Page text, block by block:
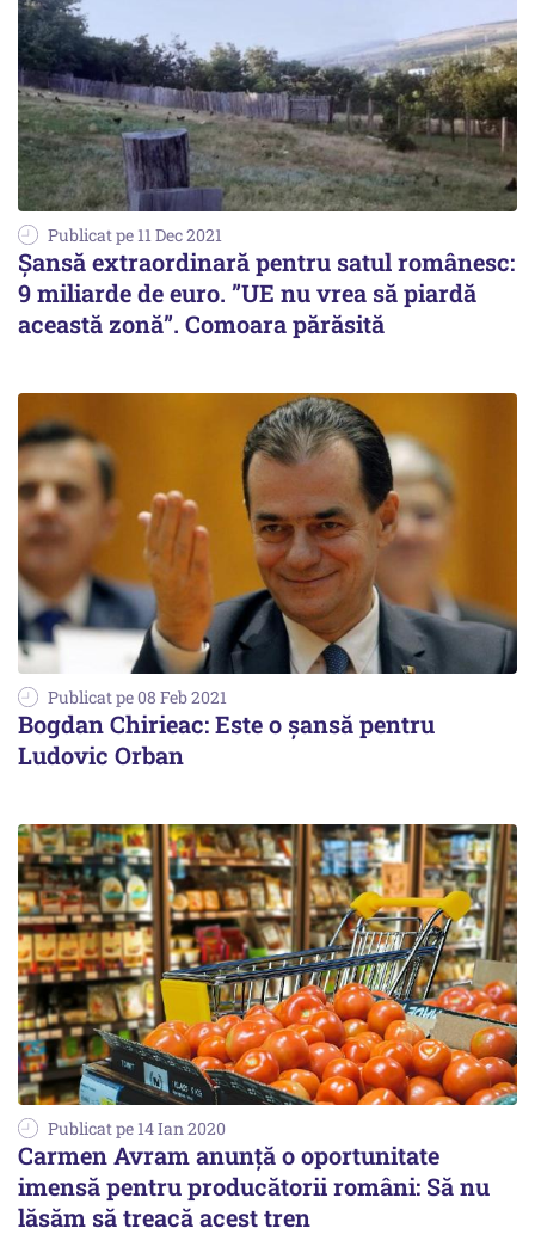
Publicat pe 11 Dec 2021
Șansă extraordinară pentru satul românesc:
9 miliarde de euro. ”UE nu vrea să piardă
această zonă”. Comoara părăsită
Publicat pe 08 Feb 2021
Bogdan Chirieac: Este o șansă pentru
Ludovic Orban
Publicat pe 14 Ian 2020
Carmen Avram anunţă o oportunitate
imensă pentru producătorii români: Să nu
lăsăm să treacă acest tren